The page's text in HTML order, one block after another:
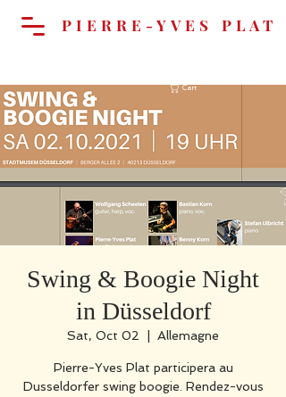
Cart
PIERRE-YVES PLAT
Swing & Boogie Night
in Düsseldorf
Sat, Oct 02 Allemagne
Pierre-Yves Plat participera au
Dusseldorfer swing boogie. Rendez-vous